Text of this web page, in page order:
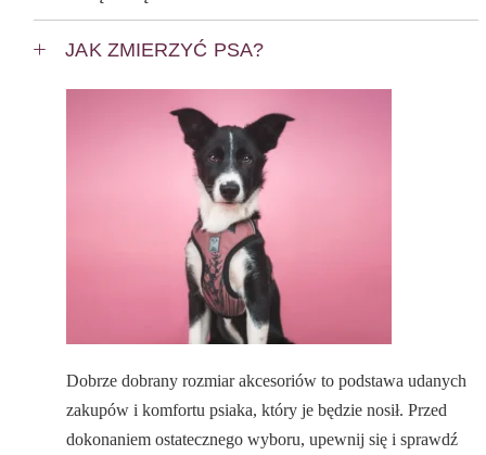
JAK ZMIERZYĆ PSA?
Dobrze dobrany rozmiar akcesoriów to podstawa udanych
zakupów i komfortu psiaka, który je będzie nosił. Przed
dokonaniem ostatecznego wyboru, upewnij się i sprawdź